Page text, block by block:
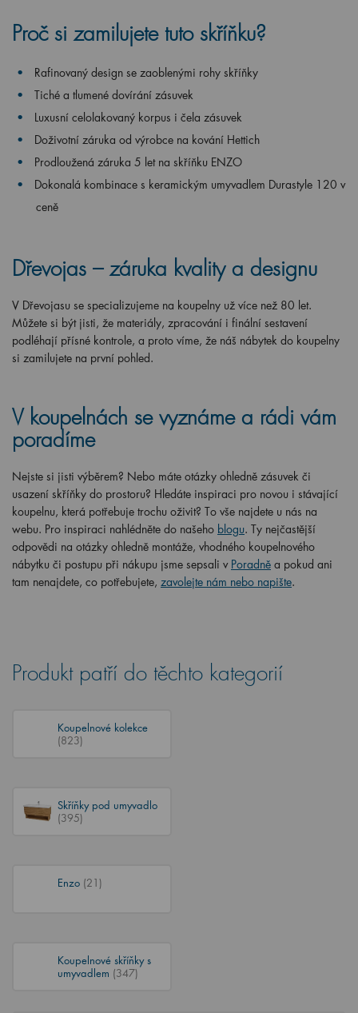
Proč si zamilujete tuto skříňku?
Rafinovaný design se zaoblenými rohy skříňky
Tiché a tlumené dovírání zásuvek
Luxusní celolakovaný korpus i čela zásuvek
Doživotní záruka od výrobce na kování Hettich
Prodloužená záruka 5 let na skříňku ENZO
Dokonalá kombinace s keramickým umyvadlem Durastyle 120 v
ceně
Dřevojas – záruka kvality a designu
V Dřevojasu se specializujeme na koupelny už více než 80 let.
Můžete si být jisti, že materiály, zpracování i finální sestavení
podléhají přísné kontrole, a proto víme, že náš nábytek do koupelny
si zamilujete na první pohled.
V koupelnách se vyznáme a rádi vám
poradíme
Nejste si jisti výběrem? Nebo máte otázky ohledně zásuvek či
usazení skříňky do prostoru? Hledáte inspiraci pro novou i stávající
koupelnu, která potřebuje trochu oživit? To vše najdete u nás na
webu. Pro inspiraci nahlédněte do našeho blogu. Ty nejčastější
odpovědi na otázky ohledně montáže, vhodného koupelnového
nábytku či postupu při nákupu jsme sepsali v Poradně a pokud ani
tam nenajdete, co potřebujete, zavolejte nám nebo napište.
Produkt patří do těchto kategorií
Koupelnové kolekce
(823)
Skříňky pod umyvadlo
(395)
Enzo (21)
Koupelnové skříňky s
umyvadlem (347)